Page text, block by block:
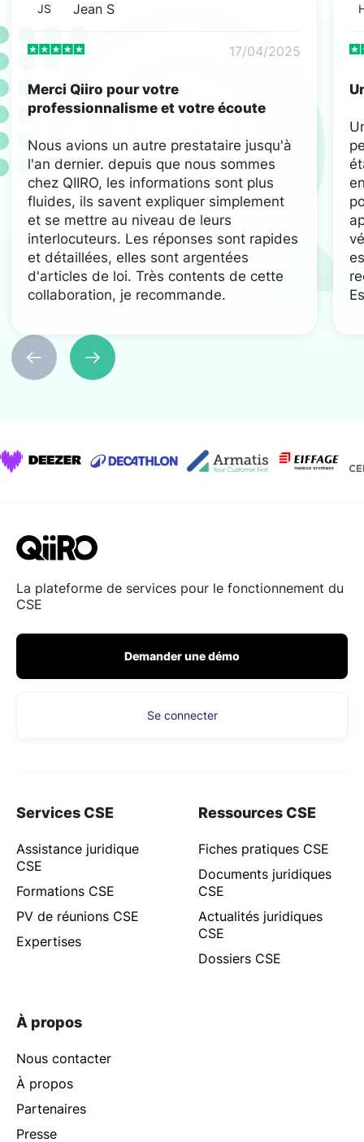
JS Jean S
17/04/2025
Merci Qiiro pour votre
professionnalisme et votre écoute
Nous avions un autre prestataire jusqu'à
l'an dernier. depuis que nous sommes
chez QIIRO, les informations sont plus
fluides, ils savent expliquer simplement
et se mettre au niveau de leurs
interlocuteurs. Les réponses sont rapides
et détaillées, elles sont argentées
d'articles de loi. Très contents de cette
collaboration, je recommande.
La plateforme de services pour le fonctionnement du
CSE
Demander une démo
Se connecter
Services CSE
Assistance juridique
CSE
Formations CSE
PV de réunions CSE
Expertises
Ressources CSE
Fiches pratiques CSE
Documents juridiques
CSE
Actualités juridiques
CSE
Dossiers CSE
À propos
Nous contacter
À propos
Partenaires
Presse